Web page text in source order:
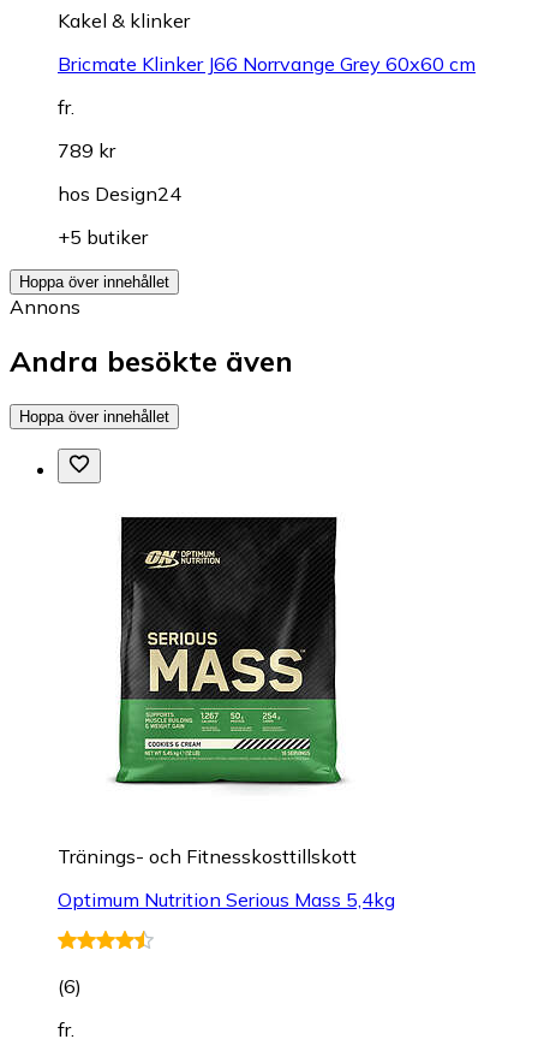
Kakel & klinker
Bricmate Klinker J66 Norrvange Grey 60x60 cm
fr.
789 kr
hos Design24
+5 butiker
Hoppa över innehållet
Annons
Andra besökte även
Hoppa över innehållet
Tränings- och Fitnesskosttillskott
Optimum Nutrition Serious Mass 5,4kg
(6)
fr.